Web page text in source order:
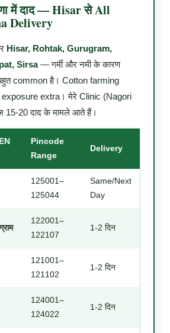
में दाद — Hisar से All
Delivery
Hisar, Rohtak, Gurugram,
Sirsa— गर्मी और नमी के कारण
common है। Cotton farming
extra। मेरे Clinic (Nagori
15-20 दाद के मामले आते हैं।
Pincode
Range
Delivery
125001–
125044
Same/Next
Day
122001–
122107
1-2 दिन
121001–
121102
1-2 दिन
124001–
124022
1-2 दिन